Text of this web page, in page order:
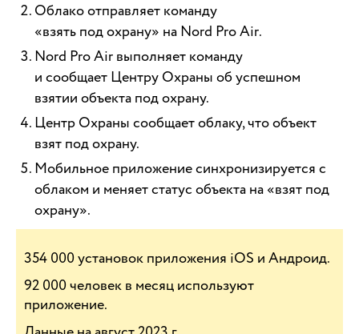
Облако отправляет команду
«взять под охрану» на Nord Pro Air.
Nord Pro Air выполняет команду
и сообщает Центру Охраны об успешном
взятии объекта под охрану.
Центр Охраны сообщает облаку, что объект
взят под охрану.
Мобильное приложение синхронизируется с
облаком и меняет статус объекта на «взят под
охрану».
354 000 установок приложения iOS и Андроид.
92 000 человек в месяц используют
приложение.